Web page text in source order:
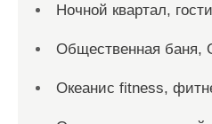
Ночной квартал,
Общественная баня,
Океанис fitness,